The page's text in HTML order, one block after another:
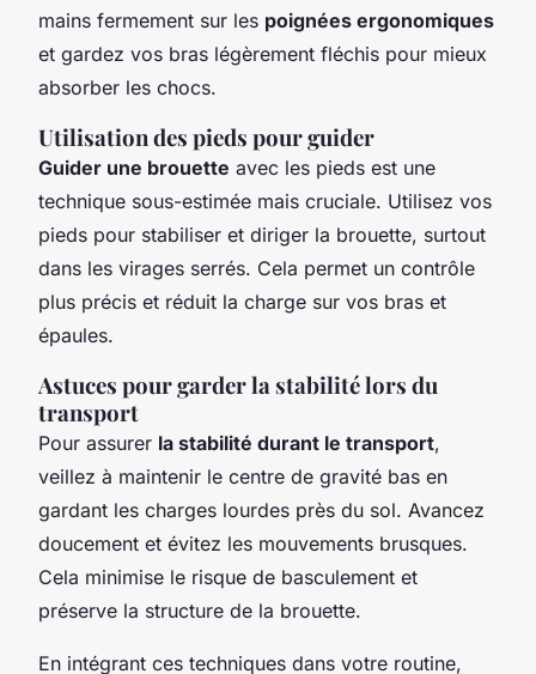
mains fermement sur les poignées ergonomiques
et gardez vos bras légèrement fléchis pour mieux
absorber les chocs.
Utilisation des pieds pour guider
Guider une brouette avec les pieds est une
technique sous-estimée mais cruciale. Utilisez vos
pieds pour stabiliser et diriger la brouette, surtout
dans les virages serrés. Cela permet un contrôle
plus précis et réduit la charge sur vos bras et
épaules.
Astuces pour garder la stabilité lors du
transport
Pour assurer la stabilité durant le transport,
veillez à maintenir le centre de gravité bas en
gardant les charges lourdes près du sol. Avancez
doucement et évitez les mouvements brusques.
Cela minimise le risque de basculement et
préserve la structure de la brouette.
En intégrant ces techniques dans votre routine,